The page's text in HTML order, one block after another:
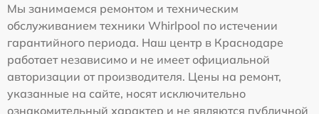
Мы занимаемся ремонтом и техническим
обслуживанием техники Whirlpool по истечении
гарантийного периода. Наш центр в Краснодаре
работает независимо и не имеет официальной
авторизации от производителя. Цены на ремонт,
указанные на сайте, носят исключительно
ознакомительный характер и не являются публичной